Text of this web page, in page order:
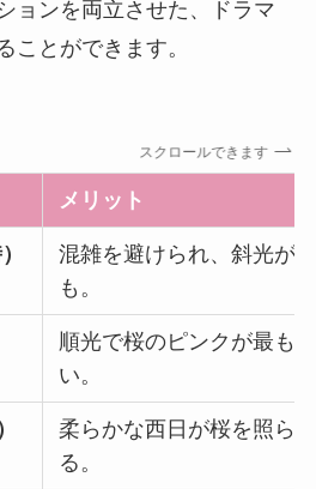
ョンを両立させた、ドラマ
ことができます。
スクロールできます
メリット
混雑を避けられ、斜光が
も。
順光で桜のピンクが最も
い。
柔らかな西日が桜を照ら
る。